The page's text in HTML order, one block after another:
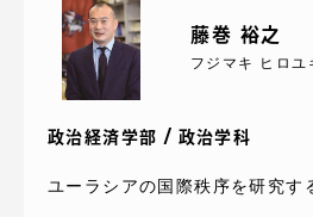
藤巻 裕之
フジマキ ヒロユ
政治経済学部 / 政治学科
ユーラシアの国際秩序を研究す